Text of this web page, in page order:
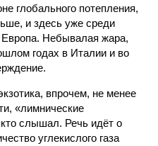
глобального потепления,
и здесь уже среди
Европа. Небывалая жара,
годах в Италии и во
впрочем, не менее
«лимнические
слышал. Речь идёт о
углекислого газа